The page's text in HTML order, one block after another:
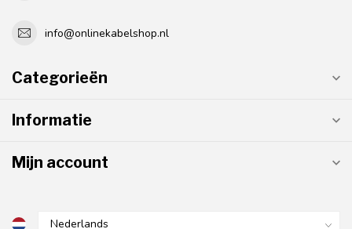
info@onlinekabelshop.nl
Categorieën
Informatie
Mijn account